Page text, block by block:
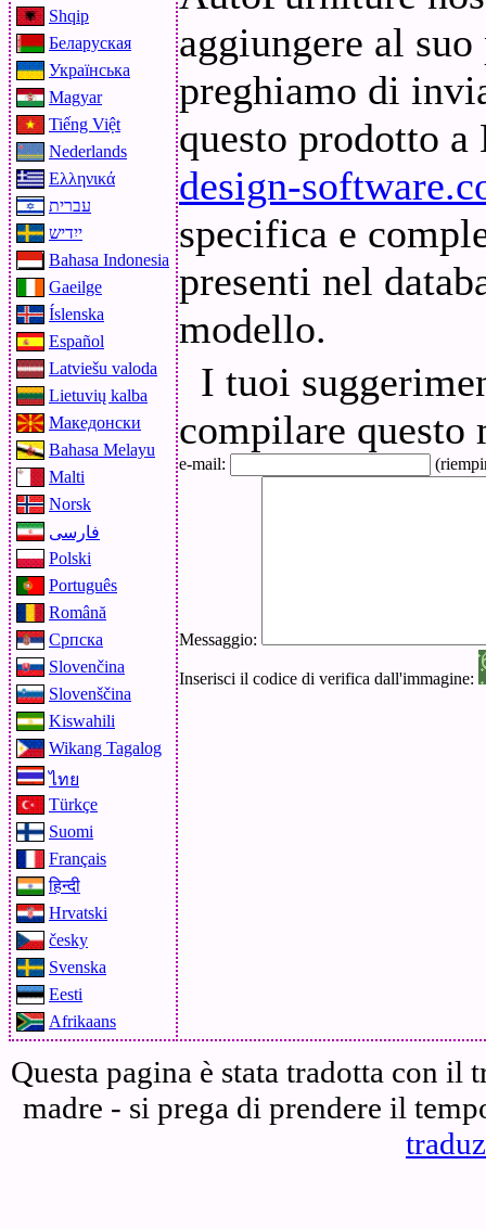
Shqip
Беларуская
Українська
Magyar
Tiếng Việt
Nederlands
Ελληνικά
עברית
ייִדיש
Bahasa Indonesia
Gaeilge
Íslenska
Español
Latviešu valoda
Lietuvių kalba
Македонски
Bahasa Melayu
Malti
Norsk
فارسی
Polski
Português
Română
Српска
Slovenčina
Slovenščina
Kiswahili
Wikang Tagalog
ไทย
Türkçe
Suomi
Français
हिन्दी
Hrvatski
česky
Svenska
Eesti
Afrikaans
aggiungere al
preghiamo di
questo prodotto
design-
specifica e
presenti nel
modello.
I tuoi
compilare questo
e-mail:
Messaggio:
Inserisci il codice di verifica dall'immagine:
Questa pagina è stata tradotta con il
madre - si prega di prendere il